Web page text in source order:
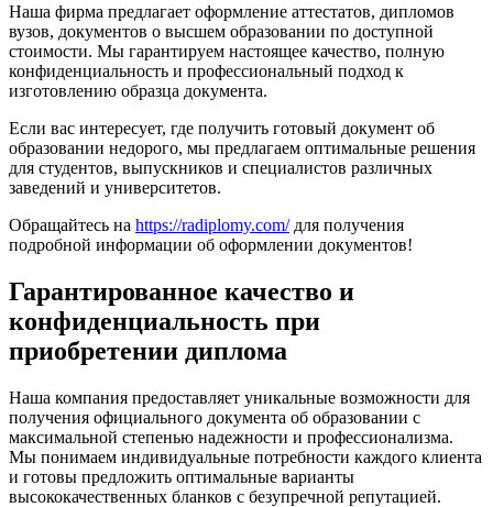
Наша фирма предлагает оформление аттестатов, дипломов
вузов, документов о высшем образовании по доступной
стоимости. Мы гарантируем настоящее качество, полную
конфиденциальность и профессиональный подход к
изготовлению образца документа.
Если вас интересует, где получить готовый документ об
образовании недорого, мы предлагаем оптимальные решения
для студентов, выпускников и специалистов различных
заведений и университетов.
Обращайтесь на https://radiplomy.com/для получения
подробной информации об оформлении документов!
Гарантированное качество и
конфиденциальность при
приобретении диплома
Наша компания предоставляет уникальные возможности для
получения официального документа об образовании с
максимальной степенью надежности и профессионализма.
Мы понимаем индивидуальные потребности каждого клиента
и готовы предложить оптимальные варианты
высококачественных бланков с безупречной репутацией.